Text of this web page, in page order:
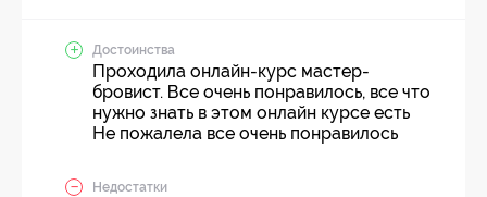
Достоинства
Проходила онлайн-курс мастер-
бровист. Все очень понравилось, все что
нужно знать в этом онлайн курсе есть
Не пожалела все очень понравилось
Недостатки